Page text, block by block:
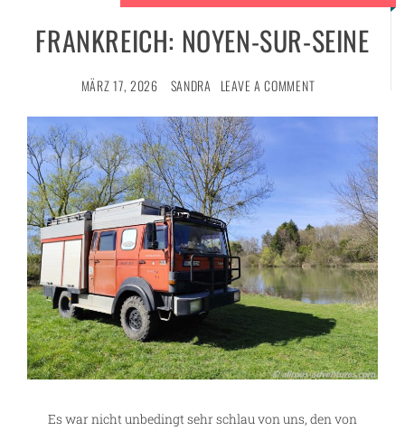
FRANKREICH: NOYEN-SUR-SEINE
MÄRZ 17, 2026 SANDRA LEAVE A COMMENT
Es war nicht unbedingt sehr schlau von uns, den von